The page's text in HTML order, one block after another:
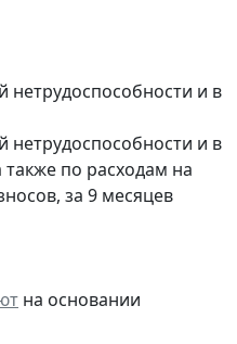
нетрудоспособности и в
нетрудоспособности и в
по расходам на
за 9 месяцев
на основании